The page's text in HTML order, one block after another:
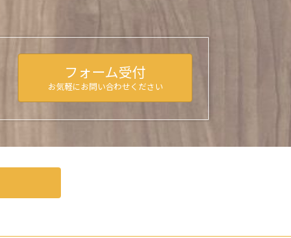
フォーム受付
お気軽にお問い合わせください